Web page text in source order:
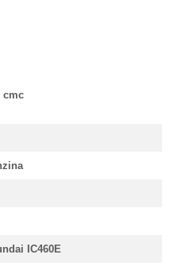
cmc
IC460E